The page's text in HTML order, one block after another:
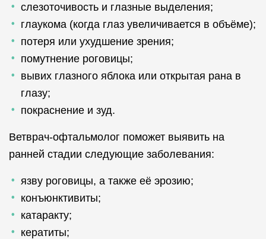
слезоточивость и глазные выделения;
глаукома (когда глаз увеличивается в объёме);
потеря или ухудшение зрения;
помутнение роговицы;
вывих глазного яблока или открытая рана в
глазу;
покраснение и зуд.
Ветврач-офтальмолог поможет выявить на
ранней стадии следующие заболевания:
язву роговицы, а также её эрозию;
конъюнктивиты;
катаракту;
кератиты;